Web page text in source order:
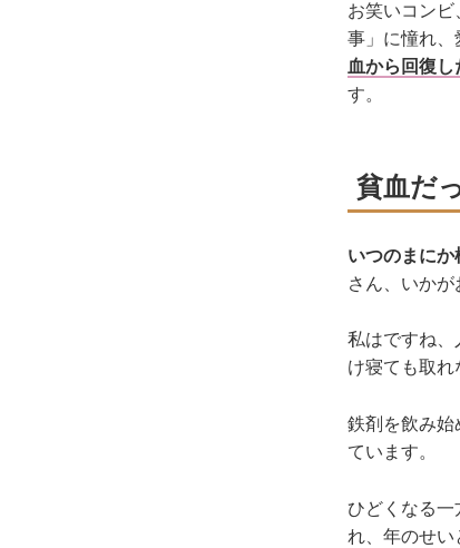
お笑いコン
事」に憧れ、
血から回復し
す。
貧血だ
いつのまにか
さん、いかが
私はですね、
け寝ても取れ
鉄剤を飲み始
ています。
ひどくなる
れ、年のせい